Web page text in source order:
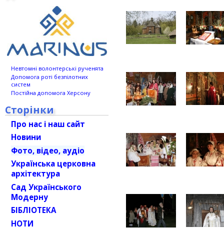
Невтомні волонтерські рученята
Допомога роті безпілотних
систем
Постійна допомога Херсону
Сторінки
Про нас і наш сайт
Новини
Фото, відео, аудіо
Українська церковна
архітектура
Сад Українського
Модерну
БІБЛІОТЕКА
НОТИ